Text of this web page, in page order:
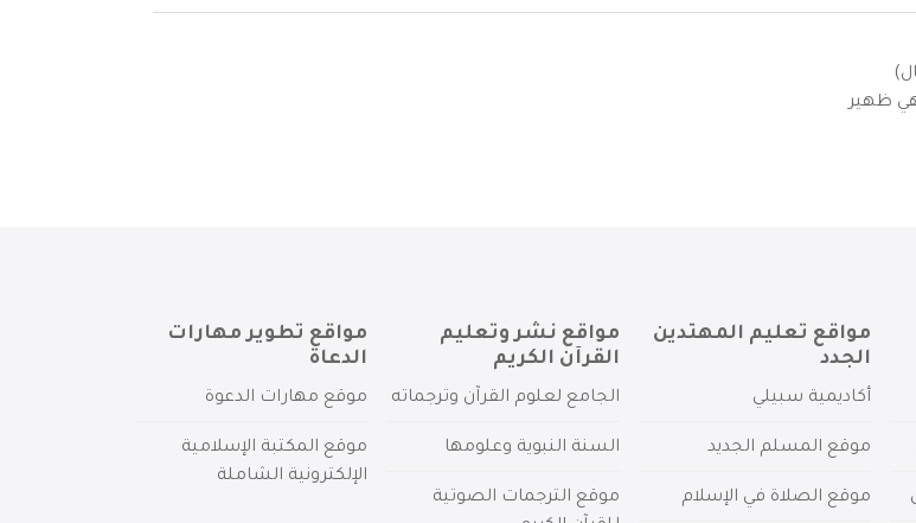
ظهير
مواقع تعليم المهتدين
الجدد
أكاديمية سبيلي
موقع المسلم الجديد
موقع الصلاة في الإسلام
مواقع نشر وتعليم
القرآن الكريم
الجامع لعلوم القرآن وترجماته
السنة النبوية وعلومها
موقع الترجمات الصوتية
مواقع تطوير مهارات
الدعاة
موقع مهارات الدعوة
موقع المكتبة الإسلامية
الإلكترونية الشاملة